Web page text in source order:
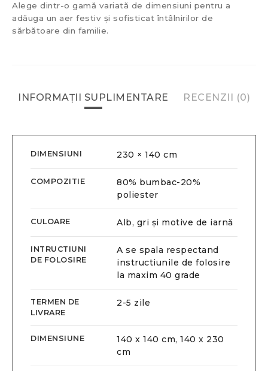
Alege dintr-o gamă variată de dimensiuni pentru a
adăuga un aer festiv și sofisticat întâlnirilor de
sărbătoare din familie.
INFORMAȚII SUPLIMENTARE RECENZII (0)
DIMENSIUNI 230 × 140 cm
COMPOZITIE
80% bumbac-20%
poliester
CULOARE Alb, gri și motive de iarnă
INTRUCTIUNI
DE FOLOSIRE
A se spala respectand
instructiunile de folosire
la maxim 40 grade
TERMEN DE
LIVRARE
2-5 zile
DIMENSIUNE
140 x 140 cm, 140 x 230
cm